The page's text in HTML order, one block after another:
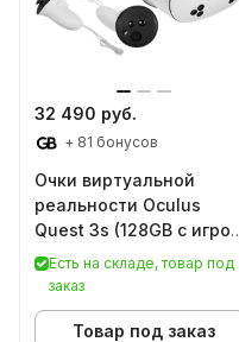
32 490 руб.
+ 81 бонусов
Очки виртуальной
реальности Oculus
Quest 3s (128GB с игрой
Batman Arkham Shadow)
Есть на складе, товар под
заказ
Товар под заказ